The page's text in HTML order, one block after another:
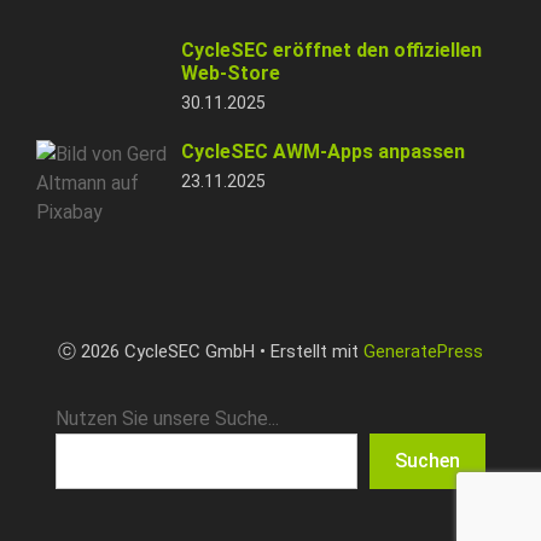
CycleSEC eröffnet den offiziellen
Web-Store
30.11.2025
CycleSEC AWM-Apps anpassen
23.11.2025
ⓒ 2026 CycleSEC GmbH • Erstellt mit GeneratePress
Nutzen Sie unsere Suche...
Suchen